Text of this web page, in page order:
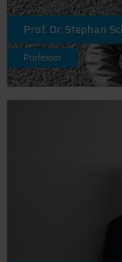
Prof. Dr. Stephan
Professor